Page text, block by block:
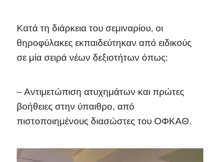
Κατά τη διάρκεια του σεμιναρίου, οι
θηροφύλακες εκπαιδεύτηκαν από ειδικούς
σε μία σειρά νέων δεξιοτήτων όπως:
– Αντιμετώπιση ατυχημάτων και πρώτες
βοήθειες στην ύπαιθρο, από
πιστοποιημένους διασώστες του ΟΦΚΑΘ.